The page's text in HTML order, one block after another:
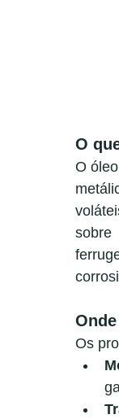
O
O
sobre
Os